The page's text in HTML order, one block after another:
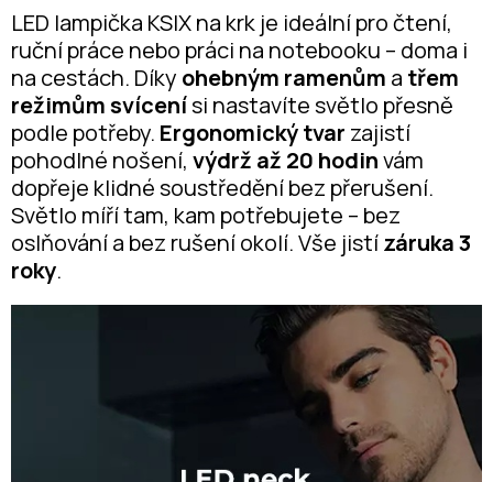
LED lampička KSIX na krk je ideální pro čtení,
ruční práce nebo práci na notebooku – doma i
na cestách. Díky ohebným ramenům a třem
režimům svícenísi nastavíte světlo přesně
podle potřeby. Ergonomický tvar zajistí
pohodlné nošení, výdrž až 20 hodinvám
dopřeje klidné soustředění bez přerušení.
Světlo míří tam, kam potřebujete – bez
oslňování a bez rušení okolí. Vše jistízáruka 3
roky.